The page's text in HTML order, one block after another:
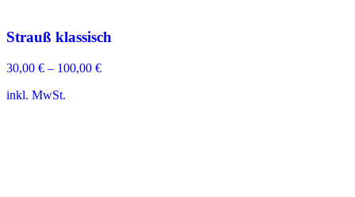
Strauß klassisch
30,00 € – 100,00 €
inkl. MwSt.